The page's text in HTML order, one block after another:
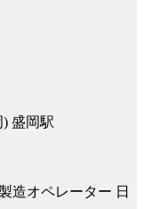
盛岡駅
造オペレーター 日